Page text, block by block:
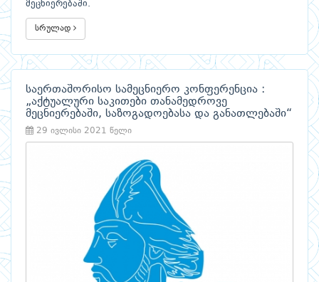
მეცნიერებაში.
სრულად
საერთაშორისო სამეცნიერო კონფერენცია :
„აქტუალური საკითები თანამედროვე
მეცნიერებაში, საზოგადოებასა და განათლებაში“
29 ივლისი 2021 წელი